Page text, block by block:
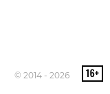
© 2014 - 2026